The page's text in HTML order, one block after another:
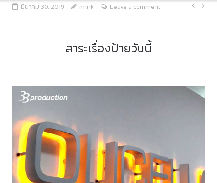
มีนาคม 30, 2019 mink Leave a comment
แนะ
สาระเรื่องป้ายวันนี้